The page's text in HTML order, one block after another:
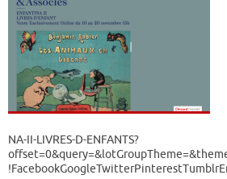
NA-II-LIVRES-D-ENFANTS?